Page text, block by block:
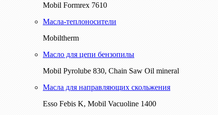
Mobil Formrex 7610
Масла-теплоносители
Mobiltherm
Масло для цепи бензопилы
Mobil Pyrolube 830, Chain Saw Oil mineral
Масла для направляющих скольжения
Esso Febis K, Mobil Vacuoline 1400